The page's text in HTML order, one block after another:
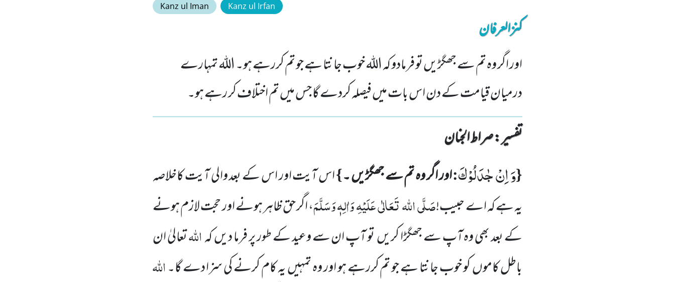
Kanz ul Iman Kanz ul Irfan
کنزالعرفان
اور اگر وہ تم سے جھگڑیں تو فرمادو کہ اللہ خوب جانتا ہے جو تم کررہے ہو۔ اللہ تمہارے
درمیان قیامت کے دن اس بات میں فیصلہ کردے گا جس میں تم اختلاف کر رہے ہو۔
تفسیر : ‎صراط الجنان
{وَ اِنْ جٰدَلُوْكَ:اور اگر وہ تم سے جھگڑیں ۔}اس آیت اور اس کے بعد والیآیت کاخلاصہ
یہ ہے کہ اے حبیب!صَلَّیاللہتَعَالٰیعَلَیْہِوَاٰلِہٖ وَسَلَّمَ، اگر حق ظاہر ہونے اور حجت لازم ہونے
کے بعد بھی وہ آپ سے جھگڑا کریںتو آپ ان سے وعید کے طور پر فرما دیںکہاللہتعالیٰ ان
باطل کاموںکو خوب جانتا ہے جو تم کررہے ہو اور وہ تمہیںیہ کام کرنے کی سزا دے گا۔اللہ